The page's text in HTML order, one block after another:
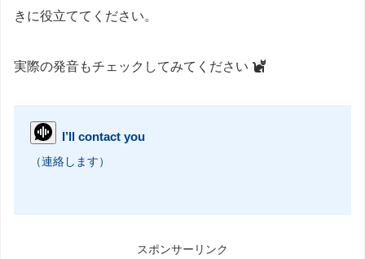
きに役立ててください。
実際の発音もチェックしてみてください
I’ll contact you
（連絡します）
スポンサーリンク